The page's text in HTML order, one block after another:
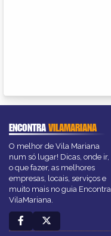
ENCONTRAVILAMARIANA
O melhor de Vila Mariana
num só lugar! Dicas, onde ir,
o que fazer, as melhores
empresas, locais, serviços e
muito mais no guia Encontra
VilaMariana.